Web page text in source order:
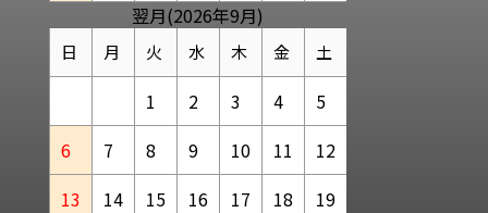
翌月(2026年9月)
日 月 火 水 木 金 土
1 2 3 4
5
6
7 8 9 10 11
12
13
14 15 16 17 18
19